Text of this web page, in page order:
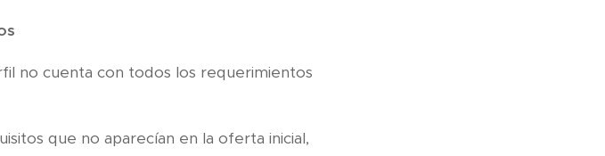
no cuenta con todos los requerimientos
que no aparecían en la oferta inicial,